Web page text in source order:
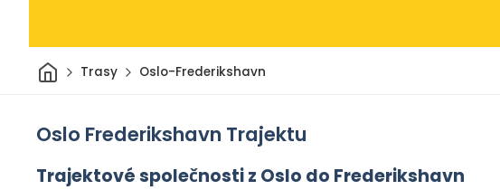
Domov
Trasy Oslo-Frederikshavn
Oslo Frederikshavn Trajektu
Trajektové společnosti z Oslo do Frederikshavn